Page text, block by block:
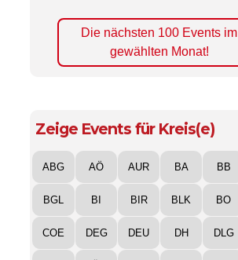
Die nächsten 100 Events im
gewählten Monat!
Zeige Events für Kreis(e)
ABG AÖ AUR BA BB
BGL BI BIR BLK BO
COE DEG DEU DH DLG